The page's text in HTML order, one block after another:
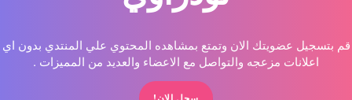
قم بتسجيل عضويتك الان وتمتع بمشاهده المحتوي علي المنتدي بدون اي
اعلانات مزعجه والتواصل مع الاعضاء والعديد من المميزات .